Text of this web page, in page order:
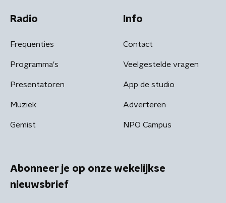
Radio
Frequenties
Programma's
Presentatoren
Muziek
Gemist
Info
Contact
Veelgestelde vragen
App de studio
Adverteren
NPO Campus
Abonneer je op onze wekelijkse
nieuwsbrief